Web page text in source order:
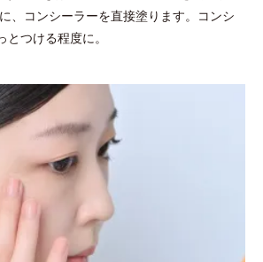
、コンシーラーを直接塗ります。コンシ
つける程度に。